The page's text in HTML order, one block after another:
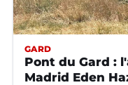
GARD
Pont du Gard :
Madrid Eden